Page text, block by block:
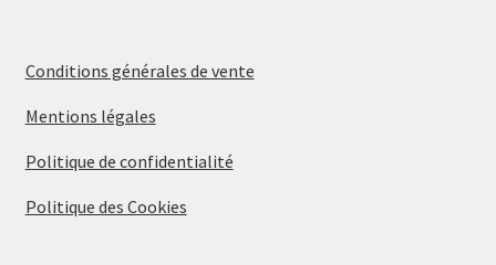
Conditions générales de vente
Mentions légales
Politique de confidentialité
Politique des Cookies